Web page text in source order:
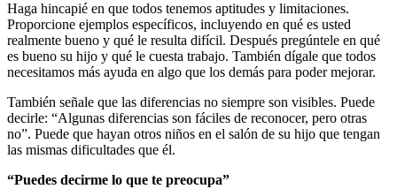
Haga hincapié en que todos tenemos aptitudes y limitaciones.
Proporcione ejemplos específicos, incluyendo en qué es usted
realmente bueno y qué le resulta difícil. Después pregúntele en qué
es bueno su hijo y qué le cuesta trabajo. También dígale que todos
necesitamos más ayuda en algo que los demás para poder mejorar.
También señale que las diferencias no siempre son visibles. Puede
decirle: “Algunas diferencias son fáciles de reconocer, pero otras
no”. Puede que hayan otros niños en el salón de su hijo que tengan
las mismas dificultades que él.
“Puedes decirme lo que te preocupa”